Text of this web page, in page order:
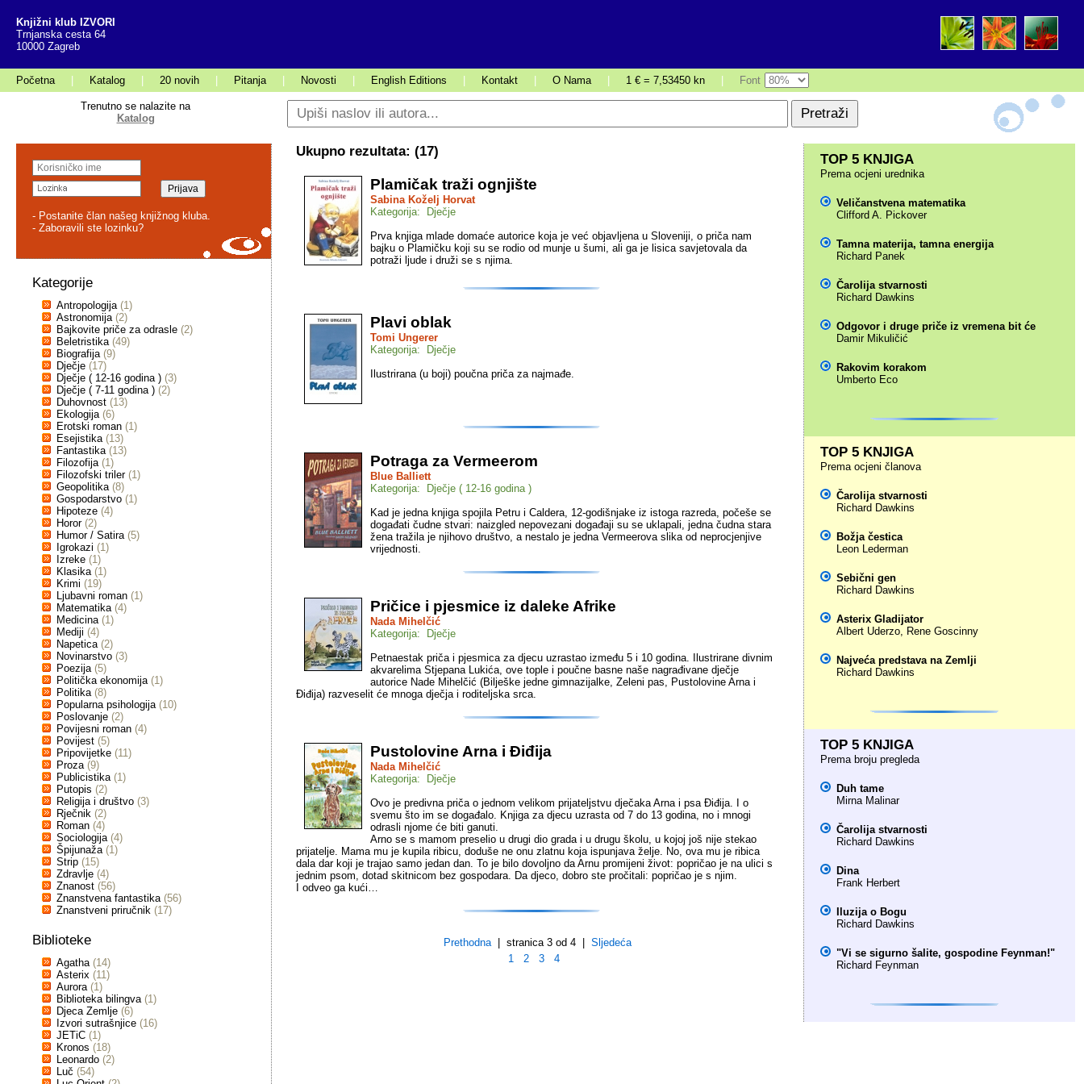
Knjižni klub IZVORI
Trnjanska cesta 64
10000 Zagreb
Početna Katalog 20 novih Pitanja Novosti English Editions Kontakt O Nama 1 € = 7,53450 kn Font
Trenutno se nalazite na
Katalog
- Postanite član našeg knjižnog kluba.
- Zaboravili ste lozinku?
Kategorije
Antropologija (1)
Astronomija (2)
Bajkovite priče za odrasle (2)
Beletristika (49)
Biografija (9)
Dječje (17)
Dječje ( 12-16 godina ) (3)
Dječje ( 7-11 godina ) (2)
Duhovnost (13)
Ekologija (6)
Erotski roman (1)
Esejistika (13)
Fantastika (13)
Filozofija (1)
Filozofski triler (1)
Geopolitika (8)
Gospodarstvo (1)
Hipoteze (4)
Horor (2)
Humor / Satira (5)
Igrokazi (1)
Izreke (1)
Klasika (1)
Krimi (19)
Ljubavni roman (1)
Matematika (4)
Medicina (1)
Mediji (4)
Napetica (2)
Novinarstvo (3)
Poezija (5)
Politička ekonomija (1)
Politika (8)
Popularna psihologija (10)
Poslovanje (2)
Povijesni roman (4)
Povijest (5)
Pripovijetke (11)
Proza (9)
Publicistika (1)
Putopis (2)
Religija i društvo (3)
Rječnik (2)
Roman (4)
Sociologija (4)
Špijunaža (1)
Strip (15)
Zdravlje (4)
Znanost (56)
Znanstvena fantastika (56)
Znanstveni priručnik (17)
Biblioteke
Agatha (14)
Asterix (11)
Aurora (1)
Biblioteka bilingva (1)
Djeca Zemlje (6)
Izvori sutrašnjice (16)
JETiC (1)
Kronos (18)
Leonardo (2)
Luč (54)
Ukupno rezultata: (17)
Plamičak traži ognjište
Sabina Koželj Horvat
Kategorija: Dječje
Prva knjiga mlade domaće autorice koja je već objavljena u Sloveniji, o priča nam
bajku o Plamičku koji su se rodio od munje u šumi, ali ga je lisica savjetovala da
potraži ljude i druži se s njima.
Plavi oblak
Tomi Ungerer
Kategorija: Dječje
Ilustrirana (u boji) poučna priča za najmađe.
Potraga za Vermeerom
Blue Balliett
Kategorija: Dječje ( 12-16 godina )
Kad je jedna knjiga spojila Petru i Caldera, 12-godišnjake iz istoga razreda, počeše se
događati čudne stvari: naizgled nepovezani događaji su se uklapali, jedna čudna stara
žena tražila je njihovo društvo, a nestalo je jedna Vermeerova slika od neprocjenjive
vrijednosti.
Pričice i pjesmice iz daleke Afrike
Nada Mihelčić
Kategorija: Dječje
Petnaestak priča i pjesmica za djecu uzrastao između 5 i 10 godina. Ilustrirane divnim
akvarelima Stjepana Lukića, ove tople i poučne basne naše nagrađivane dječje
autorice Nade Mihelčić (Bilješke jedne gimnazijalke, Zeleni pas, Pustolovine Arna i
Điđija) razveselit će mnoga dječja i roditeljska srca.
Pustolovine Arna i Điđija
Nada Mihelčić
Kategorija: Dječje
Ovo je predivna priča o jednom velikom prijateljstvu dječaka Arna i psa Điđija. I o
svemu što im se događalo. Knjiga za djecu uzrasta od 7 do 13 godina, no i mnogi
odrasli njome će biti ganuti.
Arno se s mamom preselio u drugi dio grada i u drugu školu, u kojoj još nije stekao
prijatelje. Mama mu je kupila ribicu, doduše ne onu zlatnu koja ispunjava želje. No, ova mu je ribica
dala dar koji je trajao samo jedan dan. To je bilo dovoljno da Arnu promijeni život: popričao je na ulici s
jednim psom, dotad skitnicom bez gospodara. Da djeco, dobro ste pročitali: popričao je s njim.
I odveo ga kući…
Prethodna| stranica 3 od 4 | Sljedeća
1
2 3 4
TOP 5 KNJIGA
Prema ocjeni urednika
Veličanstvena matematika
Clifford A. Pickover
Tamna materija, tamna energija
Richard Panek
Čarolija stvarnosti
Richard Dawkins
Odgovor i druge priče iz vremena bit će
Damir Mikuličić
Rakovim korakom
Umberto Eco
TOP 5 KNJIGA
Prema ocjeni članova
Čarolija stvarnosti
Richard Dawkins
Božja čestica
Leon Lederman
Sebični gen
Richard Dawkins
Asterix Gladijator
Albert Uderzo, Rene Goscinny
Najveća predstava na Zemlji
Richard Dawkins
TOP 5 KNJIGA
Prema broju pregleda
Duh tame
Mirna Malinar
Čarolija stvarnosti
Richard Dawkins
Dina
Frank Herbert
Iluzija o Bogu
Richard Dawkins
"Vi se sigurno šalite, gospodine Feynman!"
Richard Feynman